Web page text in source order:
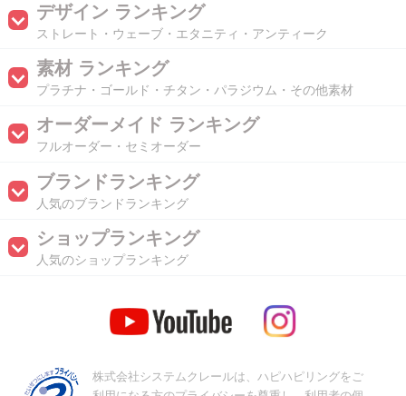
デザイン ランキング
ストレート・ウェーブ・エタニティ・アンティーク
素材 ランキング
プラチナ・ゴールド・チタン・パラジウム・その他素材
オーダーメイド ランキング
フルオーダー・セミオーダー
ブランドランキング
人気のブランドランキング
ショップランキング
人気のショップランキング
株式会社システムクレールは、ハピハピリングをご